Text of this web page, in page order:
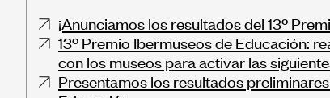
¡Anunciamos los resultados del 13º
13º Premio Ibermuseos de Educación:
con los museos para activar las
Presentamos los resultados